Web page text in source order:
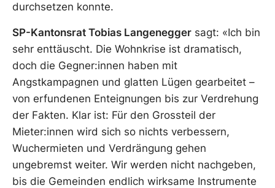
durchsetzen konnte.
SP-Kantonsrat Tobias Langenegger sagt: «Ich bin
sehr enttäuscht. Die Wohnkrise ist dramatisch,
doch die Gegner:innen haben mit
Angstkampagnen und glatten Lügen gearbeitet –
von erfundenen Enteignungen bis zur Verdrehung
der Fakten. Klar ist: Für den Grossteil der
Mieter:innen wird sich so nichts verbessern,
Wuchermieten und Verdrängung gehen
ungebremst weiter. Wir werden nicht nachgeben,
bis die Gemeinden endlich wirksame Instrumente